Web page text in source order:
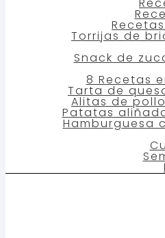
Torrijas de
Snack de
8 Recetas
Tarta de
Alitas de
Patatas
Hamburguesa